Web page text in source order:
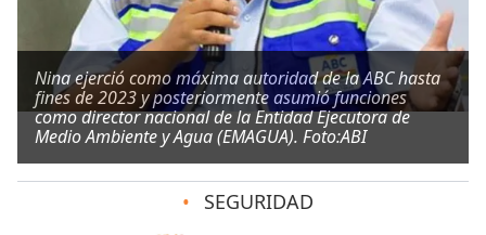
Nina ejerció como máxima autoridad de la ABC hasta
fines de 2023 y posteriormente asumió funciones
como director nacional de la Entidad Ejecutora de
Medio Ambiente y Agua (EMAGUA). Foto:ABI
• SEGURIDAD